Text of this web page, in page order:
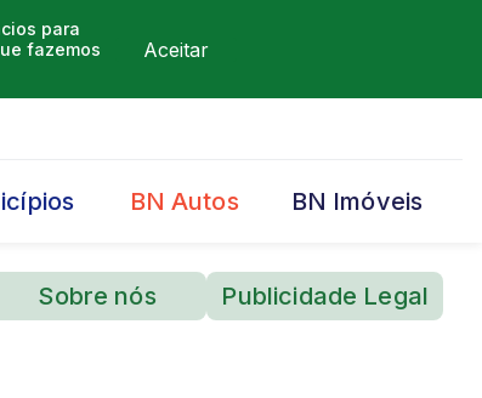
para
fazemos
Aceitar
BN Autos BN Imóveis
Sobre nós Publicidade Legal